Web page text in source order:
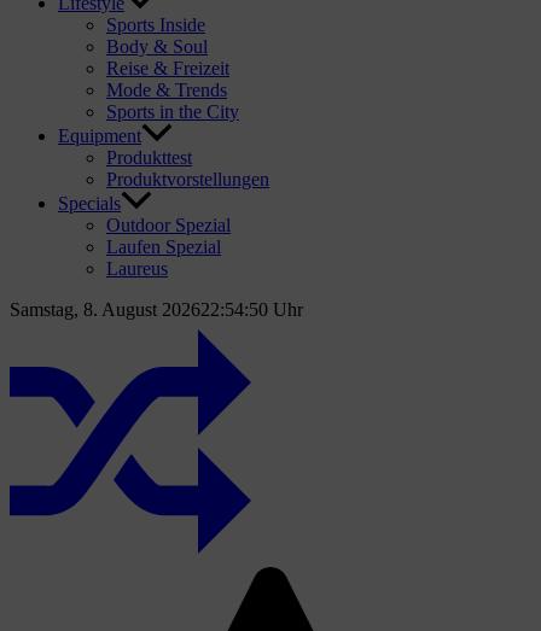
Sports Inside
Body & Soul
Reise & Freizeit
Mode & Trends
Sports in the City
Equipment
Produkttest
Produktvorstellungen
Specials
Outdoor Spezial
Laufen Spezial
Laureus
Samstag, 8. August 202622:54:52 Uhr